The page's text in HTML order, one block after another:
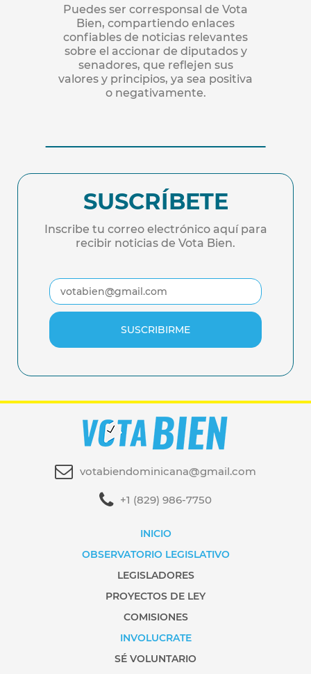
Puedes ser corresponsal de Vota
Bien, compartiendo enlaces
conﬁables de noticias relevantes
sobre el accionar de diputados y
senadores, que reﬂejen sus
valores y principios, ya sea positiva
o negativamente.
SUSCRÍBETE
Inscribe tu correo electrónico aquí para
recibir noticias de Vota Bien.
votabiendominicana@gmail.com
+1 (829) 986-7750
INICIO
OBSERVATORIO LEGISLATIVO
LEGISLADORES
PROYECTOS DE LEY
COMISIONES
INVOLUCRATE
SÉ VOLUNTARIO